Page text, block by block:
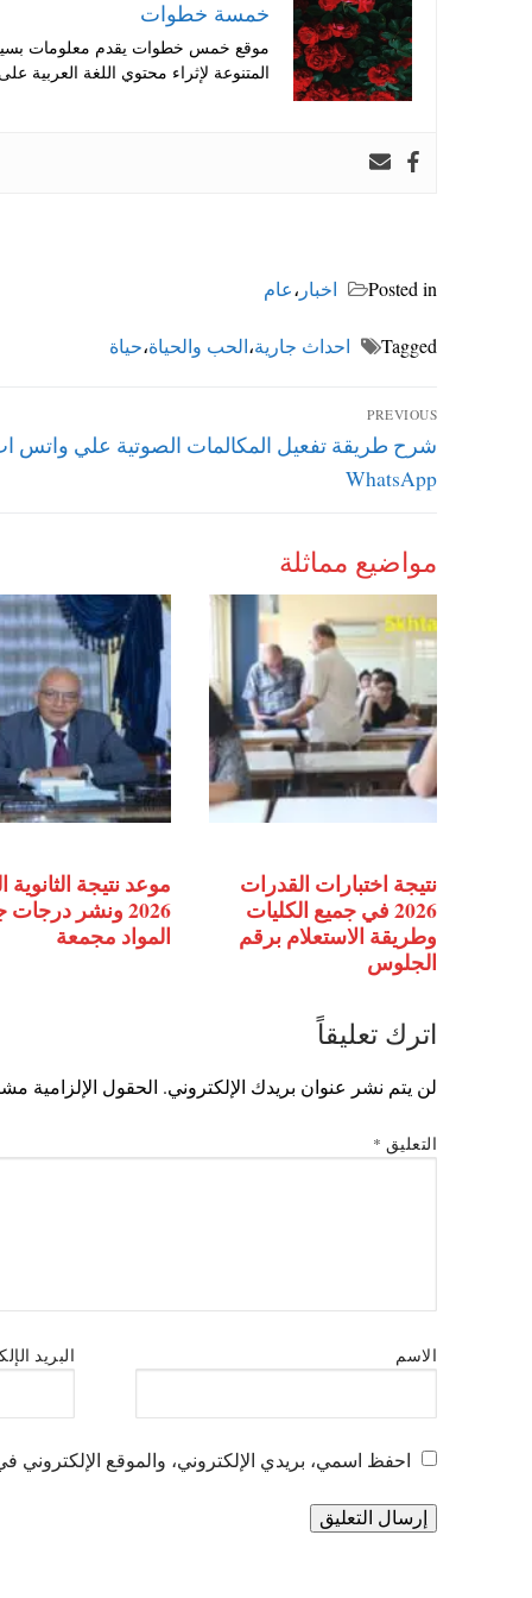
خمسة خطوات
موقع خمس خطوات يقدم معلومات
المتنوعة لإثراء محتوي اللغة العربية
Posted in اخبار ،عام
Tagged احداث جارية،الحب والحياة،حياة
تصفّح
المقالات
PREVIOUS
Previous
post:
شرح طريقة تفعيل المكالمات الصوتية علي واتس
WhatsApp
مواضيع مماثلة
نتيجة اختبارات القدرات
2026 في جميع الكليات
وطريقة الاستعلام برقم
الجلوس
موعد نتيجة الثانوية
2026 ونشر
المواد مجمعة
اترك تعليقاً
لن يتم نشر عنوان بريدك الإلكتروني. الحقول الإلزامية
التعليق *
الاسم البريد
احفظ اسمي، بريدي الإلكتروني، والموقع الإلكتروني